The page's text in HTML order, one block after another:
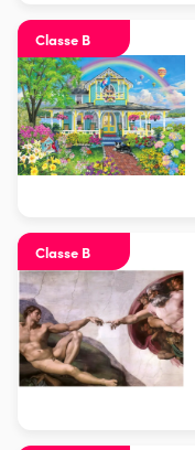
Classe B
Classe B